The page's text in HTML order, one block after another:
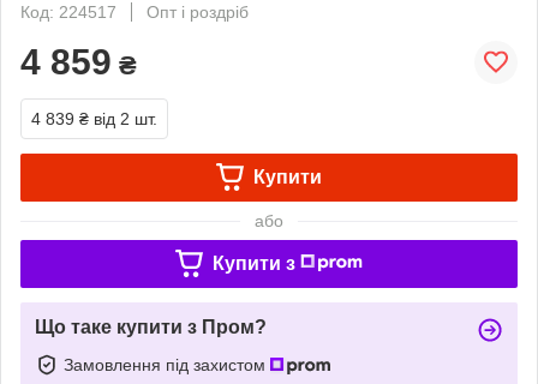
Код: 224517
Опт і роздріб
4 859 ₴
4 839 ₴ від 2 шт.
Купити
або
Купити з
Що таке купити з Пром?
Замовлення під захистом